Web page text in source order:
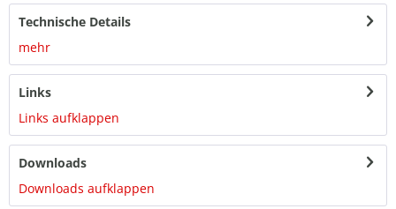
Technische Details
mehr
Links
Links aufklappen
Downloads
Downloads aufklappen